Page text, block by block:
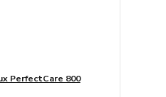
PerfectCare 800